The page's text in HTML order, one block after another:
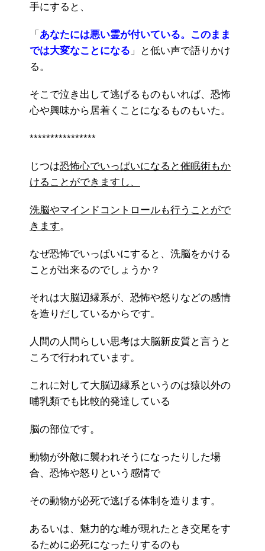
手にすると、
「 あなたには悪い霊が付いている。このまま
では大変なことになる 」と低い声で語りかけ
る。
そこで泣き出して逃げるものもいれば、恐怖
心や興味から居着くことになるものもいた。
****************
じつは恐怖心でいっぱいになると催眠術もか
けることができますし、
洗脳やマインドコントロールも行うことがで
きます。
なぜ恐怖でいっぱいにすると、洗脳をかける
ことが出来るのでしょうか？
それは大脳辺縁系が、恐怖や怒りなどの感情
を造りだしているからです。
人間の人間らしい思考は大脳新皮質と言うと
ころで行われています。
これに対して大脳辺縁系というのは猿以外の
哺乳類でも比較的発達している
脳の部位です。
動物が外敵に襲われそうになったりした場
合、恐怖や怒りという感情で
その動物が必死で逃げる体制を造ります。
あるいは、魅力的な雌が現れたとき交尾をす
るために必死になったりするのも